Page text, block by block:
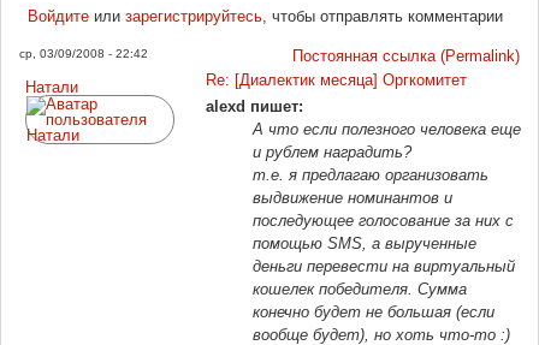
Войдитеили зарегистрируйтесь, чтобы отправлять комментарии
ср, 03/09/2008 - 22:42
Постоянная ссылка (Permalink)
Натали
Re: [Диалектик месяца] Оргкомитет
alexd пишет:
А что если полезного человека еще
и рублем наградить?
т.е. я предлагаю организовать
выдвижение номинантов и
последующее голосование за них с
помощью SMS, а вырученные
деньги перевести на виртуальный
кошелек победителя. Сумма
конечно будет не большая (если
вообще будет), но хоть что-то :)